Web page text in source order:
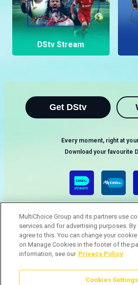
DStv Stream
Get DStv
Every moment, right at
Download your favourite
MultiChoice Website Terms & Conditions
Gerir Cookies
MultiChoice Group and its partners use
services and for advertising purposes. By
agree to this. You can change your
on Manage Cookies in the footer of the
information, see our Privacy Policy
Cookies Settings